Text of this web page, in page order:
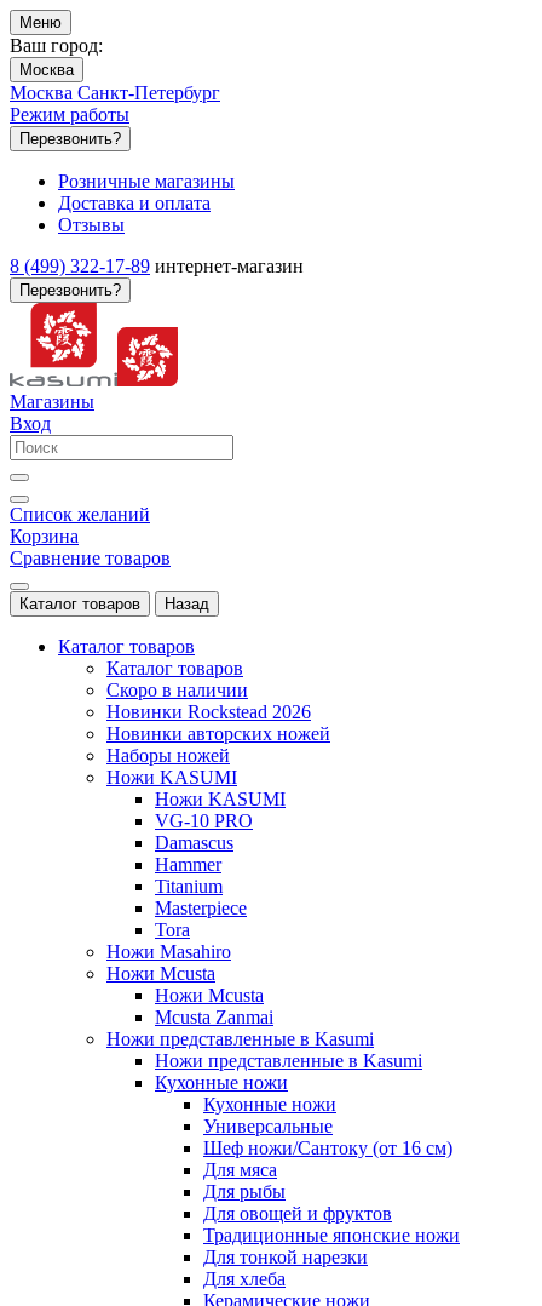
Меню
Ваш город:
Москва
Москва Санкт-Петербург
Режим работы
Перезвонить?
Розничные магазины
Доставка и оплата
Отзывы
8 (499) 322-17-89 интернет-магазин
Перезвонить?
Магазины
Вход
Список желаний
Корзина
Сравнение товаров
Каталог товаров Назад
Каталог товаров
Каталог товаров
Скоро в наличии
Новинки Rockstead 2026
Новинки авторских ножей
Наборы ножей
Ножи KASUMI
Ножи KASUMI
VG-10 PRO
Damascus
Hammer
Titanium
Masterpiece
Tora
Ножи Masahiro
Ножи Mcusta
Ножи Mcusta
Mcusta Zanmai
Ножи представленные в Kasumi
Ножи представленные в Kasumi
Кухонные ножи
Кухонные ножи
Универсальные
Шеф ножи/Сантоку (от 16 см)
Для мяса
Для рыбы
Для овощей и фруктов
Традиционные японские ножи
Для тонкой нарезки
Для хлеба
Керамические ножи